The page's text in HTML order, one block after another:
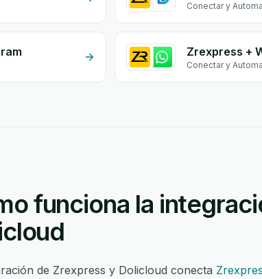
Conectar y
Zrexpress +
Conectar y
funciona la
de Zrexpress y Dolicloud conecta